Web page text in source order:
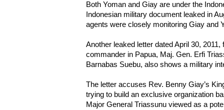
Both Yoman and Giay are under the
Indonesian military document leaked in
agents were closely monitoring Giay and
Another leaked letter dated April 30,
commander in Papua, Maj. Gen. Erfi
Barnabas Suebu, also shows a military
The letter accuses Rev. Benny Giay’s
trying to build an exclusive organization
Major General Triassunu viewed as a